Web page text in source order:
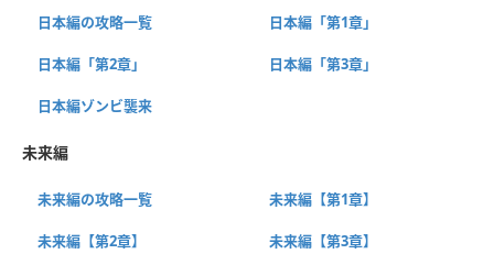
日本編の攻略一覧 日本編「第1章」
日本編「第2章」 日本編「第3章」
日本編ゾンビ襲来
未来編
未来編の攻略一覧 未来編【第1章】
未来編【第2章】 未来編【第3章】